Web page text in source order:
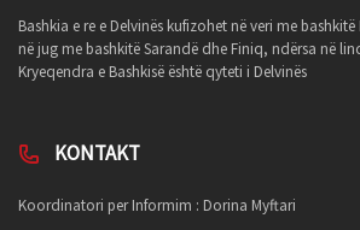
Bashkia e re e Delvinës kufizohet në veri me
në jug me bashkitë Sarandë dhe Finiq, ndërsa në
Kryeqendra e Bashkisë është qyteti i Delvinës
KONTAKT
Koordinatori per Informim : Dorina Myftari